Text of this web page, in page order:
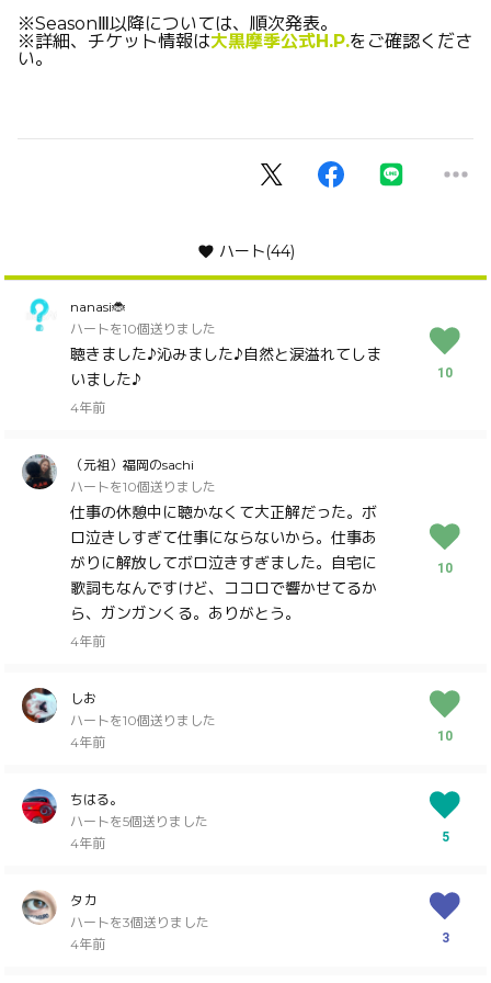
※SeasonⅢ以降については、順次発表。
※詳細、チケット情報は大黒摩季公式H.P.をご確認くださ
い。
ハート(44)
nanasi🐞
ハートを10個送りました
聴きました♪沁みました♪自然と涙溢れてしま
いました♪
4年前
10
（元祖）福岡のsachi
ハートを10個送りました
仕事の休憩中に聴かなくて大正解だった。ボ
ロ泣きしすぎて仕事にならないから。仕事あ
がりに解放してボロ泣きすぎました。自宅に
歌詞もなんですけど、ココロで響かせてるか
ら、ガンガンくる。ありがとう。
4年前
10
しお
ハートを10個送りました
4年前
10
ちはる。
ハートを5個送りました
4年前
5
タカ
ハートを3個送りました
4年前
3